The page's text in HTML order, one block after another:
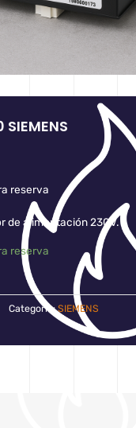
reserva
de alimentación 230V.
reserva
Categoría: SIEMENS